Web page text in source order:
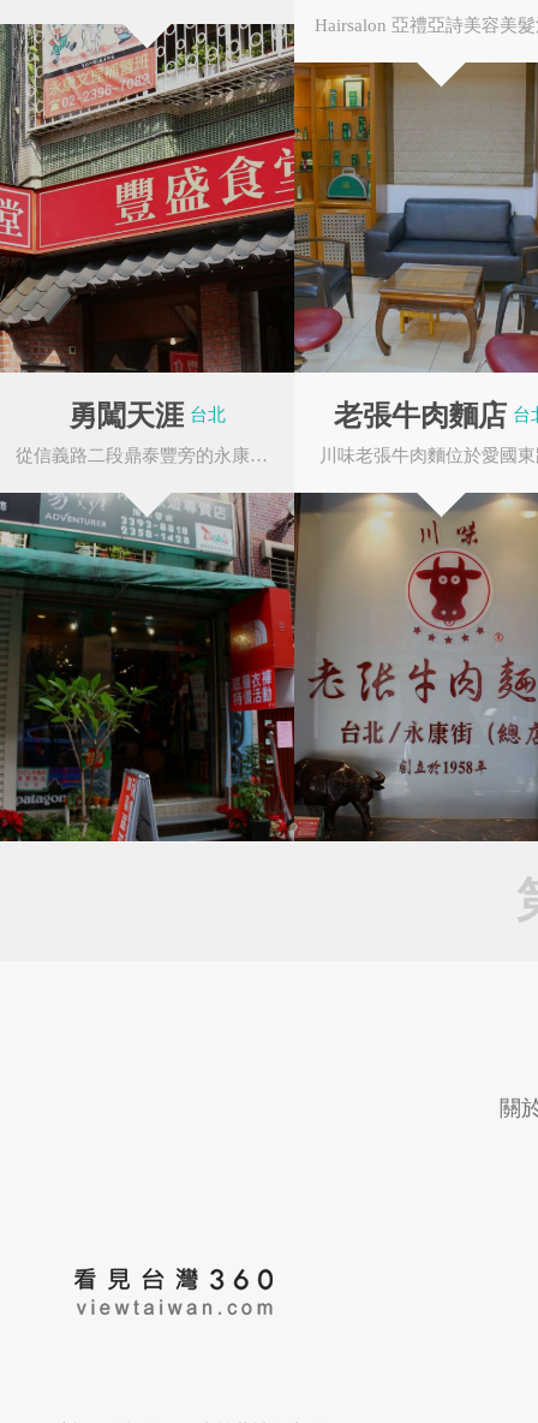
門站下車。
公車BUS－永康街口
信義幹線、新信義幹
金山南路：0東、38、
新生南路：109、211
643、668、672、675
勇闖天涯 台北
從信義路二段鼎泰豐旁的永康街走進來，位在冰館旁的 6 巷 5 號，店裡提供各式各樣休閒、...
老張牛肉麵店 台
關